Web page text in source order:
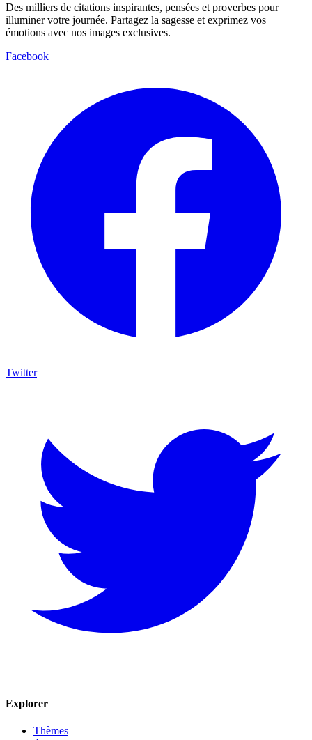
Des milliers de citations inspirantes, pensées et proverbes pour
illuminer votre journée. Partagez la sagesse et exprimez vos
émotions avec nos images exclusives.
Facebook
Twitter
Explorer
Thèmes